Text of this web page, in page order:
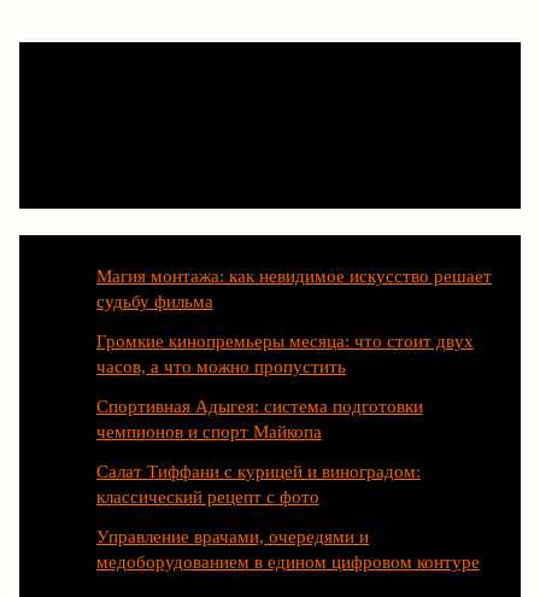
Магия монтажа: как невидимое искусство решает
судьбу фильма
Громкие кинопремьеры месяца: что стоит двух
часов, а что можно пропустить
Спортивная Адыгея: система подготовки
чемпионов и спорт Майкопа
Салат Тиффани с курицей и виноградом:
классический рецепт с фото
Управление врачами, очередями и
медоборудованием в едином цифровом контуре